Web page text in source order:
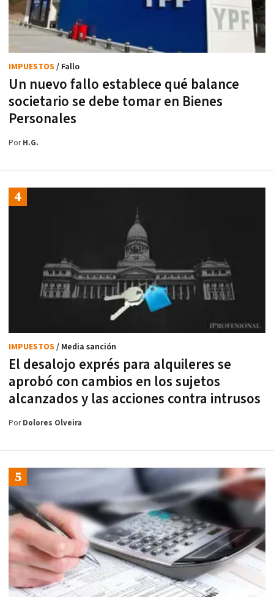
Un nuevo fallo establece qué balance
societario se debe tomar en Bienes
Personales
IMPUESTOS / Fallo
PorH.G.
El desalojo exprés para alquileres se
aprobó con cambios en los sujetos
alcanzados y las acciones contra intrusos
IMPUESTOS / Media sanción
PorDolores Olveira